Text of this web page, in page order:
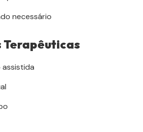
necessário
Terapêuticas